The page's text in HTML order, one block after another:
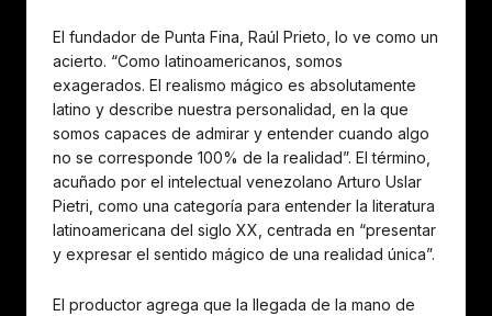
El fundador de Punta Fina, Raúl Prieto, lo ve como un
acierto. “Como latinoamericanos, somos
exagerados. El realismo mágico es absolutamente
latino y describe nuestra personalidad, en la que
somos capaces de admirar y entender cuando algo
no se corresponde 100% de la realidad”. El término,
acuñado por el intelectual venezolano Arturo Uslar
Pietri, como una categoría para entender la literatura
latinoamericana del siglo XX, centrada en “presentar
y expresar el sentido mágico de una realidad única”.
El productor agrega que la llegada de la mano de